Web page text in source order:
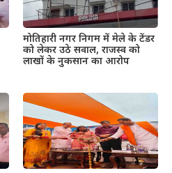
मोतिहारी नगर निगम में मेले के टेंडर
को लेकर उठे सवाल, राजस्व को
लाखों के नुकसान का आरोप